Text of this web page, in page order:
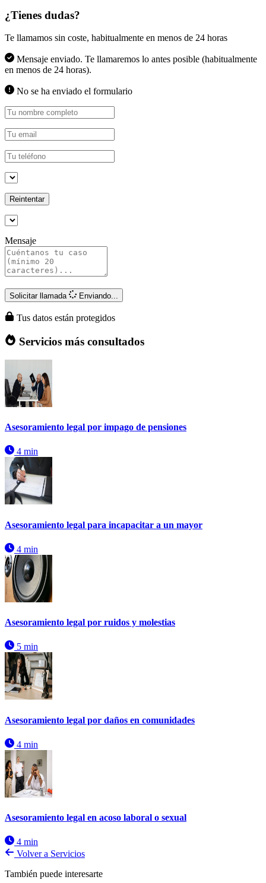
¿Tienes dudas?
Te llamamos sin coste, habitualmente en menos de 24 horas
Mensaje enviado. Te llamaremos lo antes posible (habitualmente
en menos de 24 horas).
No se ha enviado el formulario
Reintentar
Mensaje
Solicitar llamada Enviando...
Tus datos están protegidos
Servicios más consultados
Asesoramiento legal por impago de pensiones
4 min
Asesoramiento legal para incapacitar a un mayor
4 min
Asesoramiento legal por ruidos y molestias
5 min
Asesoramiento legal por daños en comunidades
4 min
Asesoramiento legal en acoso laboral o sexual
4 min
Volver a Servicios
También puede interesarte